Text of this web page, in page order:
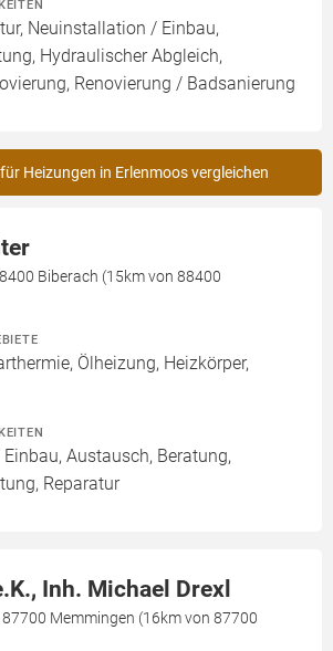
Neuinstallation / Einbau,
Hydraulischer Abgleich,
Renovierung / Badsanierung
Heizungen in Erlenmoos vergleichen
Biberach (15km von 88400
Ölheizung, Heizkörper,
Austausch, Beratung,
Reparatur
Inh. Michael Drexl
Memmingen (16km von 87700